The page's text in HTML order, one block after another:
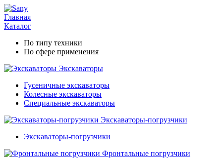
Главная
Каталог
По типу техники
По сфере применения
Экскаваторы
Гусеничные экскаваторы
Колесные экскаваторы
Специальные экскаваторы
Экскаваторы-погрузчики
Экскаваторы-погрузчики
Фронтальные погрузчики